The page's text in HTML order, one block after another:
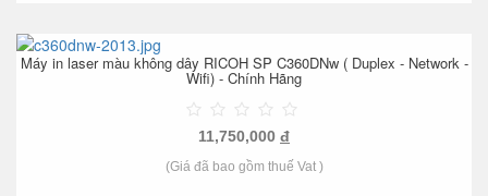
Máy in laser màu không dây RICOH SP C360DNw ( Duplex - Network -
Wifi) - Chính Hãng
11,750,000 đ
(Giá đã bao gồm thuế Vat )